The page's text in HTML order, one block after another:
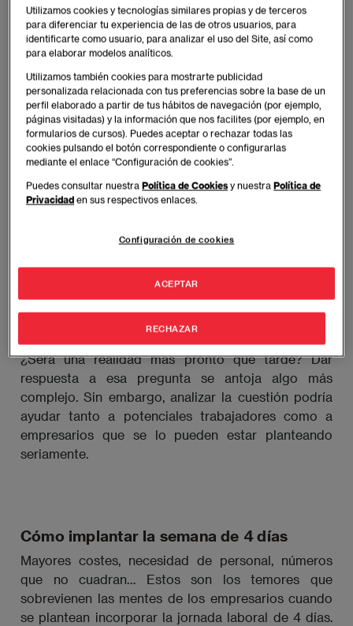
Tal y como rezaba la emblemática canción de Bob
de trabajo ya no se ciñen a cumplir con 40 horas
repartidas de lunes a viernes, como dictaron
empresas como Ford Motor Company hace 100
años. Ahora existen multitud de opciones y una de
estas alternativas está dando mucho de qué hablar
desde hace varios meses.
en España y empieza a resonar con más fuerza.
han probado fórmulas similares, y empresas de
Francia, Alemania, Nueva Zelanda o Japón ya
practican esta tendencia.
¿Será una realidad más pronto que tarde? Dar
respuesta a esa pregunta se antoja algo más
complejo. Sin embargo, analizar la cuestión podría
ayudar tanto a potenciales trabajadores como a
empresarios que se lo pueden estar planteando
seriamente.
Cómo implantar la semana de 4 días
Mayores costes, necesidad de personal, números
que no cuadran… Estos son los temores que
sobrevienen las mentes de los empresarios cuando
se plantean incorporar la jornada laboral de 4 días.
Utilizamos cookies y tecnologías similares propias y de terceros
para diferenciar tu experiencia de las de otros usuarios, para
identificarte como usuario, para analizar el uso del Site, así como
para elaborar modelos analíticos.
Utilizamos también cookies para mostrarte publicidad
personalizada relacionada con tus preferencias sobre la base de un
perfil elaborado a partir de tus hábitos de navegación (por ejemplo,
páginas visitadas) y la información que nos facilites (por ejemplo, en
formularios de cursos). Puedes aceptar o rechazar todas las
cookies pulsando el botón correspondiente o configurarlas
mediante el enlace “Configuración de cookies”.
Puedes consultar nuestraPolítica de Cookies y nuestraPolítica de
Privacidad en sus respectivos enlaces.
Configuración de cookies
RECHAZAR
ACEPTAR